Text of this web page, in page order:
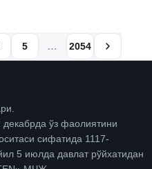
5 … 2054
ўз фаолиятини
сифатида 1117-
5 июлда давлат рўйхатидан